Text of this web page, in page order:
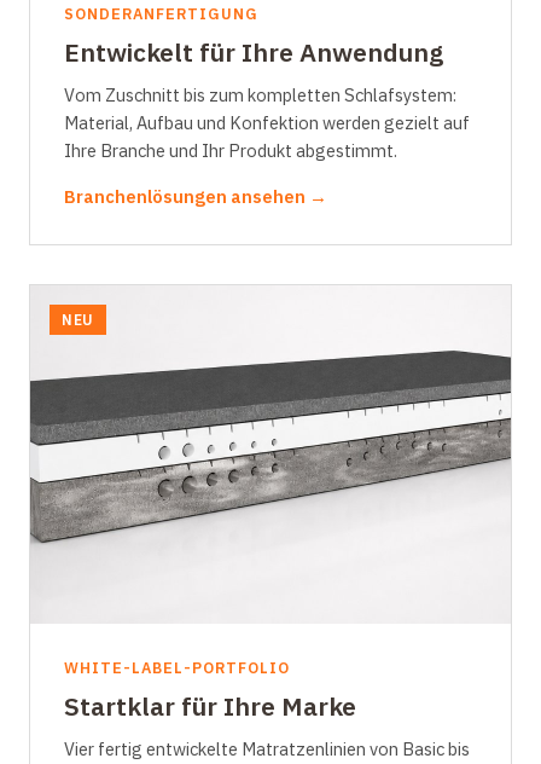
SONDERANFERTIGUNG
Entwickelt für Ihre Anwendung
Vom Zuschnitt bis zum kompletten Schlafsystem:
Material, Aufbau und Konfektion werden gezielt auf
Ihre Branche und Ihr Produkt abgestimmt.
Branchenlösungen ansehen →
NEU
WHITE-LABEL-PORTFOLIO
Startklar für Ihre Marke
Vier fertig entwickelte Matratzenlinien von Basic bis